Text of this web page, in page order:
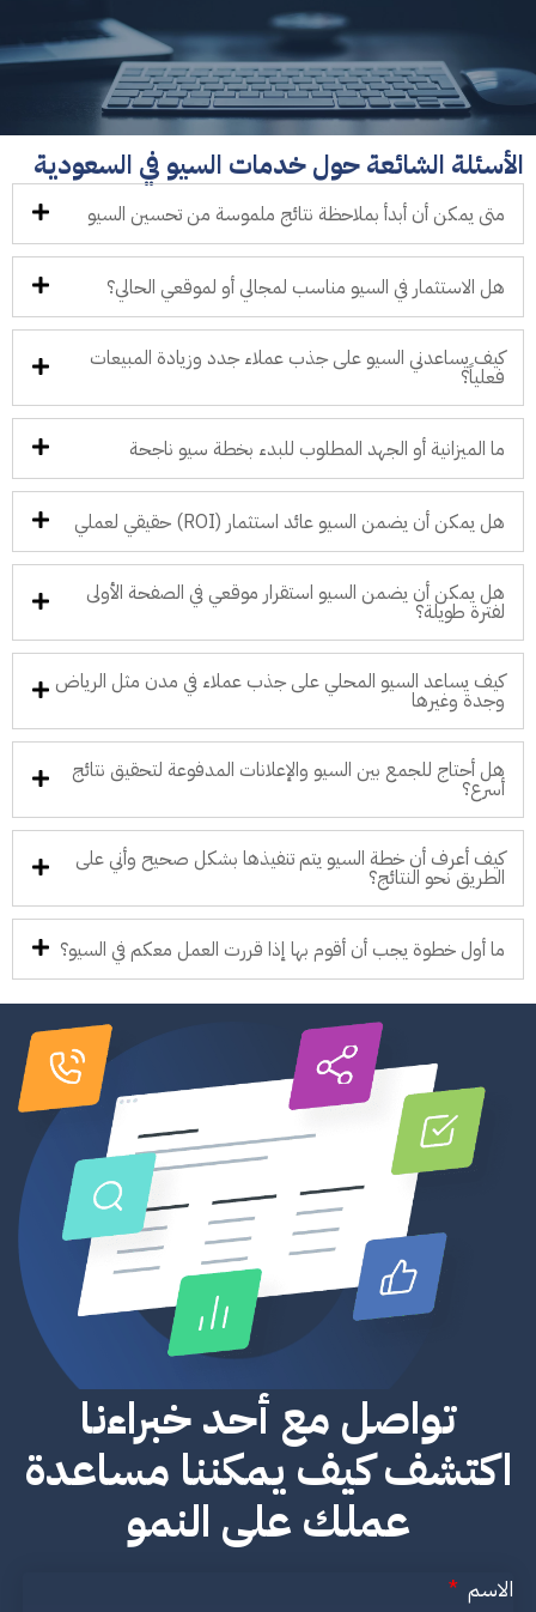
الأسئلة الشائعة حول خدمات السيو في السعودية
متى يمكن أن أبدأ بملاحظة نتائج ملموسة من تحسين السيو
هل الاستثمار في السيو مناسب لمجالي أو لموقعي الحالي؟
كيف يساعدني السيو على جذب عملاء جدد وزيادة المبيعات
فعلياً؟
ما الميزانية أو الجهد المطلوب للبدء بخطة سيو ناجحة
هل يمكن أن يضمن السيو عائد استثمار (ROI) حقيقي لعملي
هل يمكن أن يضمن السيو استقرار موقعي في الصفحة الأولى
لفترة طويلة؟
كيف يساعد السيو المحلي على جذب عملاء في مدن مثل الرياض
وجدة وغيرها
هل أحتاج للجمع بين السيو والإعلانات المدفوعة لتحقيق نتائج
أسرع؟
كيف أعرف أن خطة السيو يتم تنفيذها بشكل صحيح وأني على
الطريق نحو النتائج؟
ما أول خطوة يجب أن أقوم بها إذا قررت العمل معكم في السيو؟
تواصل مع أحد خبراءنا
اكتشف كيف يمكننا مساعدة
عملك على النمو
الاسم